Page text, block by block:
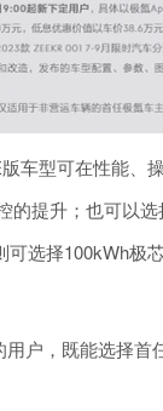
车型可在性能
提升；也可以
选择100kWh
户，既能选择